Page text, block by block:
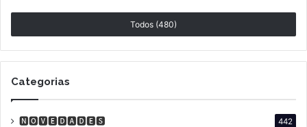
Todos (480)
Categorias
🅽🅾🆅🅴🅳🅰🅳🅴🆂 442